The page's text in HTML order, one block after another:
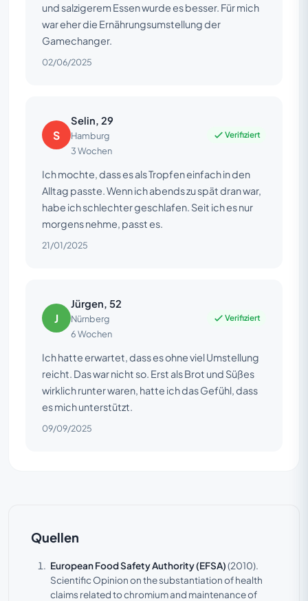
und salzigerem Essen wurde es besser. Für mich
war eher die Ernährungsumstellung der
Gamechanger.
02/06/2025
S
Selin, 29
Hamburg
3 Wochen
Verifiziert
Ich mochte, dass es als Tropfen einfach in den
Alltag passte. Wenn ich abends zu spät dran war,
habe ich schlechter geschlafen. Seit ich es nur
morgens nehme, passt es.
21/01/2025
J
Jürgen, 52
Nürnberg
6 Wochen
Verifiziert
Ich hatte erwartet, dass es ohne viel Umstellung
reicht. Das war nicht so. Erst als Brot und Süßes
wirklich runter waren, hatte ich das Gefühl, dass
es mich unterstützt.
09/09/2025
Quellen
European Food Safety Authority (EFSA)(2010).
Scientific Opinion on the substantiation of health
claims related to chromium and maintenance of